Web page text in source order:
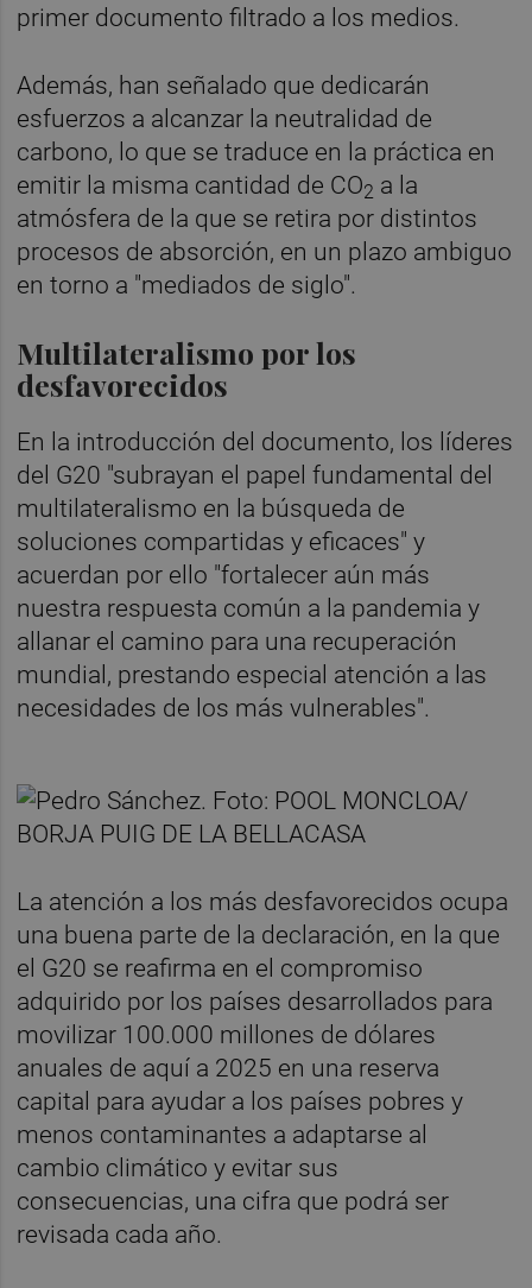
primer documento filtrado a los medios.
Además, han señalado que dedicarán
esfuerzos a alcanzar la neutralidad de
carbono, lo que se traduce en la práctica en
emitir la misma cantidad de CO2 a la
atmósfera de la que se retira por distintos
procesos de absorción, en un plazo ambiguo
en torno a "mediados de siglo".
Multilateralismo por los
desfavorecidos
En la introducción del documento, los líderes
del G20 "subrayan el papel fundamental del
multilateralismo en la búsqueda de
soluciones compartidas y eficaces" y
acuerdan por ello "fortalecer aún más
nuestra respuesta común a la pandemia y
allanar el camino para una recuperación
mundial, prestando especial atención a las
necesidades de los más vulnerables".
La atención a los más desfavorecidos ocupa
una buena parte de la declaración, en la que
el G20 se reafirma en el compromiso
adquirido por los países desarrollados para
movilizar 100.000 millones de dólares
anuales de aquí a 2025 en una reserva
capital para ayudar a los países pobres y
menos contaminantes a adaptarse al
cambio climático y evitar sus
consecuencias, una cifra que podrá ser
revisada cada año.